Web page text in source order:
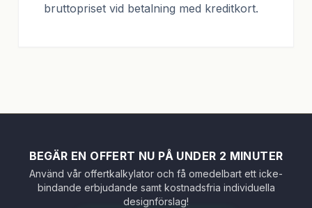
bruttopriset vid betalning med kreditkort.
BEGÄR EN OFFERT NU PÅ UNDER 2 MINUTER
Använd vår offertkalkylator och få omedelbart ett icke-
bindande erbjudande samt kostnadsfria individuella
designförslag!